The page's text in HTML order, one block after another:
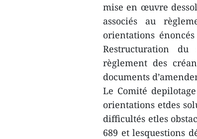
mise en œuvre
associés au
orientations
Restructuration du
règlement des
documents
Le Comité
orientations etdes
difficultés etles
689 et lesquestions